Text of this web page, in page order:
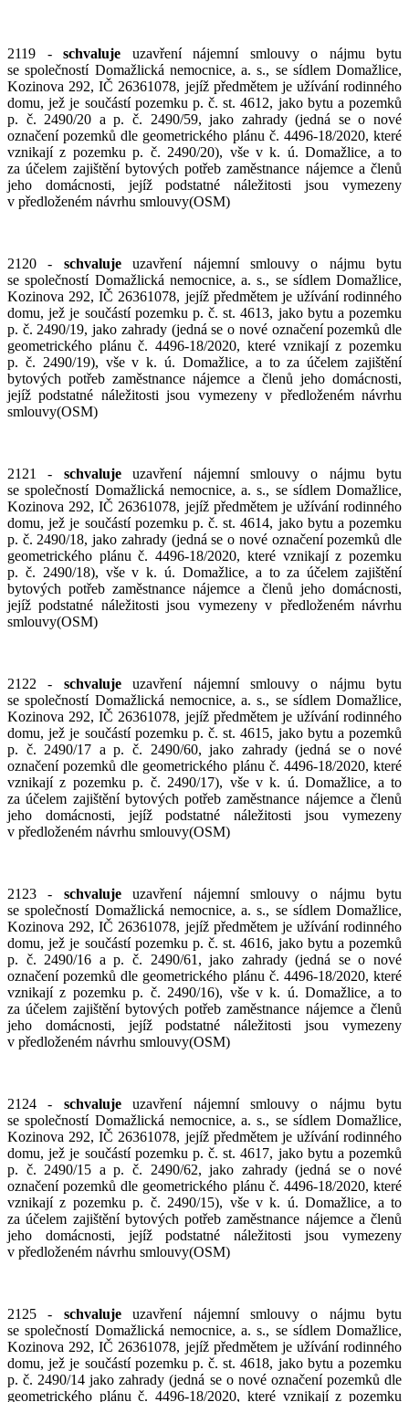
2119 - schvaluje uzavření nájemní smlouvy o nájmu bytu
se společností Domažlická nemocnice, a. s., se sídlem Domažlice,
Kozinova 292, IČ 26361078, jejíž předmětem je užívání rodinného
domu, jež je součástí pozemku p. č. st. 4612, jako bytu a pozemků
p. č. 2490/20 a p. č. 2490/59, jako zahrady (jedná se o nové
označení pozemků dle geometrického plánu č. 4496-18/2020, které
vznikají z pozemku p. č. 2490/20), vše v k. ú. Domažlice, a to
za účelem zajištění bytových potřeb zaměstnance nájemce a členů
jeho domácnosti, jejíž podstatné náležitosti jsou vymezeny
v předloženém návrhu smlouvy(OSM)
2120 - schvalujeuzavření nájemní smlouvy o nájmu bytu
se společností Domažlická nemocnice, a. s., se sídlem Domažlice,
Kozinova 292, IČ 26361078, jejíž předmětem je užívání rodinného
domu, jež je součástí pozemku p. č. st. 4613, jako bytu a pozemku
p. č. 2490/19, jako zahrady (jedná se o nové označení pozemků dle
geometrického plánu č. 4496-18/2020, které vznikají z pozemku
p. č. 2490/19), vše v k. ú. Domažlice, a to za účelem zajištění
bytových potřeb zaměstnance nájemce a členů jeho domácnosti,
jejíž podstatné náležitosti jsou vymezeny v předloženém návrhu
smlouvy(OSM)
2121 - schvalujeuzavření nájemní smlouvy o nájmu bytu
se společností Domažlická nemocnice, a. s., se sídlem Domažlice,
Kozinova 292, IČ 26361078, jejíž předmětem je užívání rodinného
domu, jež je součástí pozemku p. č. st. 4614, jako bytu a pozemku
p. č. 2490/18, jako zahrady (jedná se o nové označení pozemků dle
geometrického plánu č. 4496-18/2020, které vznikají z pozemku
p. č. 2490/18), vše v k. ú. Domažlice, a to za účelem zajištění
bytových potřeb zaměstnance nájemce a členů jeho domácnosti,
jejíž podstatné náležitosti jsou vymezeny v předloženém návrhu
smlouvy(OSM)
2122 - schvalujeuzavření nájemní smlouvy o nájmu bytu
se společností Domažlická nemocnice, a. s., se sídlem Domažlice,
Kozinova 292, IČ 26361078, jejíž předmětem je užívání rodinného
domu, jež je součástí pozemku p. č. st. 4615, jako bytu a pozemků
p. č. 2490/17 a p. č. 2490/60, jako zahrady (jedná se o nové
označení pozemků dle geometrického plánu č. 4496-18/2020, které
vznikají z pozemku p. č. 2490/17), vše v k. ú. Domažlice, a to
za účelem zajištění bytových potřeb zaměstnance nájemce a členů
jeho domácnosti, jejíž podstatné náležitosti jsou vymezeny
v předloženém návrhu smlouvy(OSM)
2123 - schvalujeuzavření nájemní smlouvy o nájmu bytu
se společností Domažlická nemocnice, a. s., se sídlem Domažlice,
Kozinova 292, IČ 26361078, jejíž předmětem je užívání rodinného
domu, jež je součástí pozemku p. č. st. 4616, jako bytu a pozemků
p. č. 2490/16 a p. č. 2490/61, jako zahrady (jedná se o nové
označení pozemků dle geometrického plánu č. 4496-18/2020, které
vznikají z pozemku p. č. 2490/16), vše v k. ú. Domažlice, a to
za účelem zajištění bytových potřeb zaměstnance nájemce a členů
jeho domácnosti, jejíž podstatné náležitosti jsou vymezeny
v předloženém návrhu smlouvy(OSM)
2124 - schvalujeuzavření nájemní smlouvy o nájmu bytu
se společností Domažlická nemocnice, a. s., se sídlem Domažlice,
Kozinova 292, IČ 26361078, jejíž předmětem je užívání rodinného
domu, jež je součástí pozemku p. č. st. 4617, jako bytu a pozemků
p. č. 2490/15 a p. č. 2490/62, jako zahrady (jedná se o nové
označení pozemků dle geometrického plánu č. 4496-18/2020, které
vznikají z pozemku p. č. 2490/15), vše v k. ú. Domažlice, a to
za účelem zajištění bytových potřeb zaměstnance nájemce a členů
jeho domácnosti, jejíž podstatné náležitosti jsou vymezeny
v předloženém návrhu smlouvy(OSM)
2125 - schvalujeuzavření nájemní smlouvy o nájmu bytu
se společností Domažlická nemocnice, a. s., se sídlem Domažlice,
Kozinova 292, IČ 26361078, jejíž předmětem je užívání rodinného
domu, jež je součástí pozemku p. č. st. 4618, jako bytu a pozemku
p. č. 2490/14 jako zahrady (jedná se o nové označení pozemků dle
geometrického plánu č. 4496-18/2020, které vznikají z pozemku